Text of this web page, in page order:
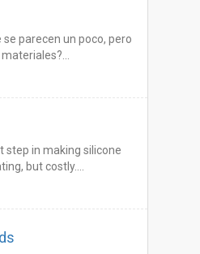
parecen un poco, pero
step in making silicone
but costly.…